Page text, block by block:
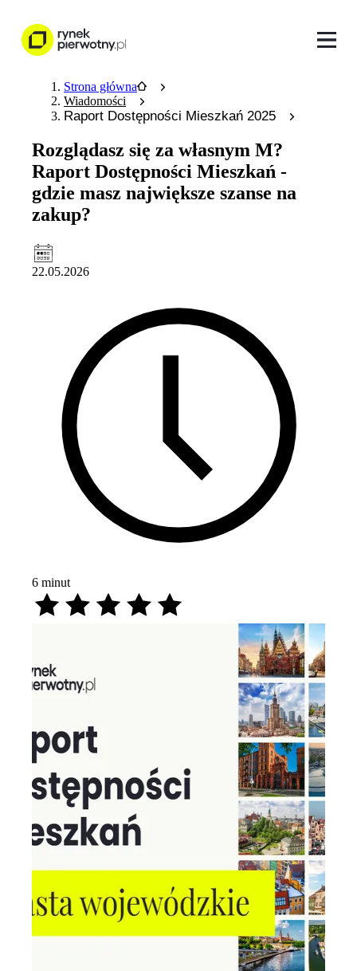
Strona główna
Wiadomości
Raport Dostępności Mieszkań 2025
Rozglądasz się za własnym M?
Raport Dostępności Mieszkań -
gdzie masz największe szanse na
zakup?
22.05.2026
6 minut